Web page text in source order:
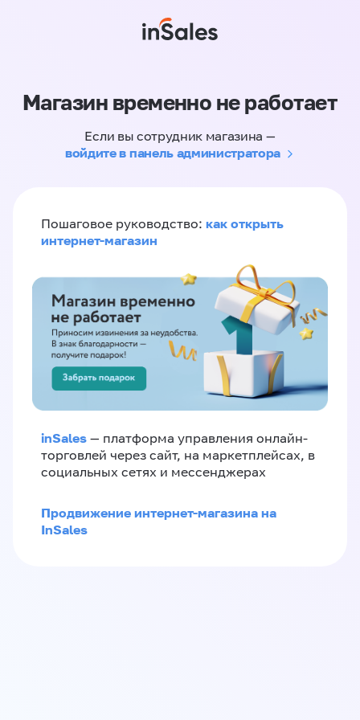
Магазин временно не работает
Если вы сотрудник магазина —
войдите в панель администратора
Пошаговое руководство: как открыть
интернет-магазин
inSales — платформа управления онлайн-
торговлей через сайт, на маркетплейсах, в
социальных сетях и мессенджерах
Продвижение интернет-магазина на
InSales